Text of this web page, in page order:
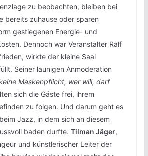
zu beobachten, bleiben bei
bereits zuhause oder sparen
gestiegenen Energie- und
Dennoch war Veranstalter Ralf
wirkte der kleine Saal
Seiner launigen Anmoderation
Maskenpflicht, wer will, darf
sich die Gäste frei, ihrem
zu folgen. Und darum geht es
Jazz, in dem sich an diesem
baden durfte. Tilman Jäger,
und künstlerischer Leiter der